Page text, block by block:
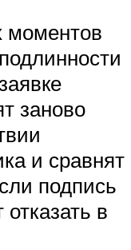
заново
и сравнят
подпись
отказать в